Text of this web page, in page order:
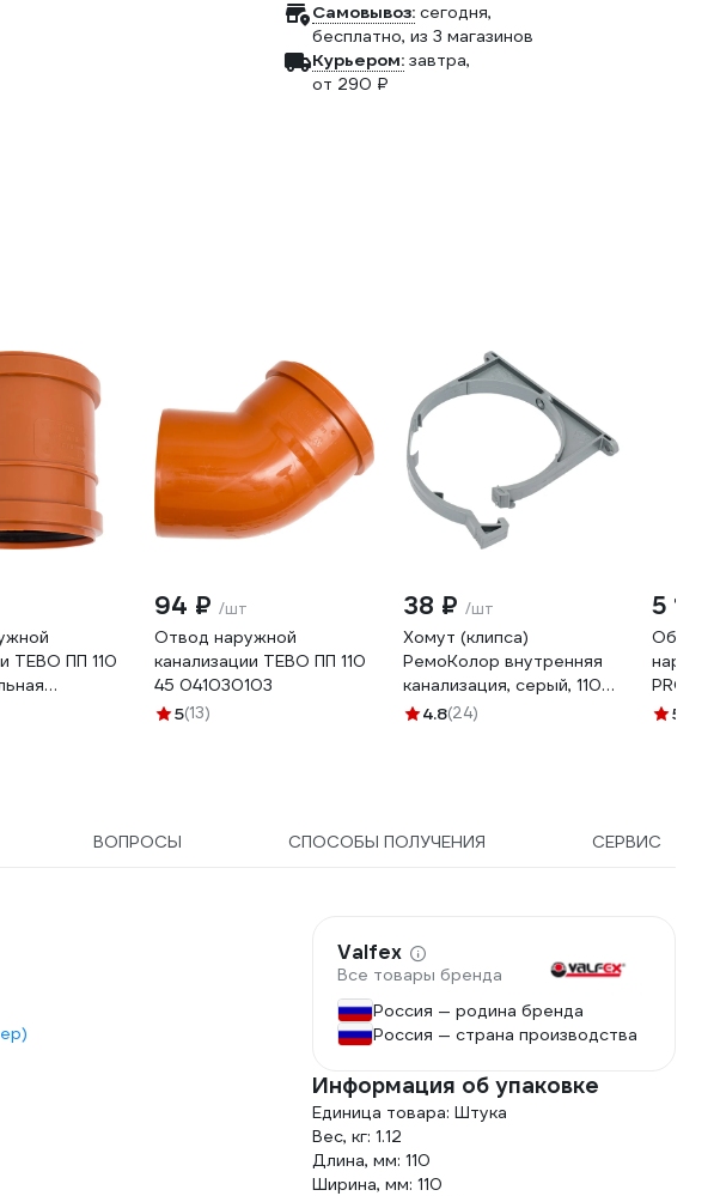
Самовывоз: сегодня,
бесплатно, из 3 магазинов
Курьером: завтра,
от 290 ₽
TEBO ПП 110
94 ₽ /шт
Отвод наружной
канализации TEBO ПП 110
45 041030103
5(13)
38 ₽ /шт
Хомут (клипса)
РемоКолор внутренняя
канализация, серый, 110
мм 142-473
4.8(24)
5
PRO
5
ВОПРОСЫ СПОСОБЫ ПОЛУЧЕНИЯ СЕРВИС
Valfex
Все товары бренда
Россия — родина бренда
Россия — страна производства
Информация об упаковке
Единица товара: Штука
Вес, кг: 1.12
Длина, мм: 110
Ширина, мм: 110